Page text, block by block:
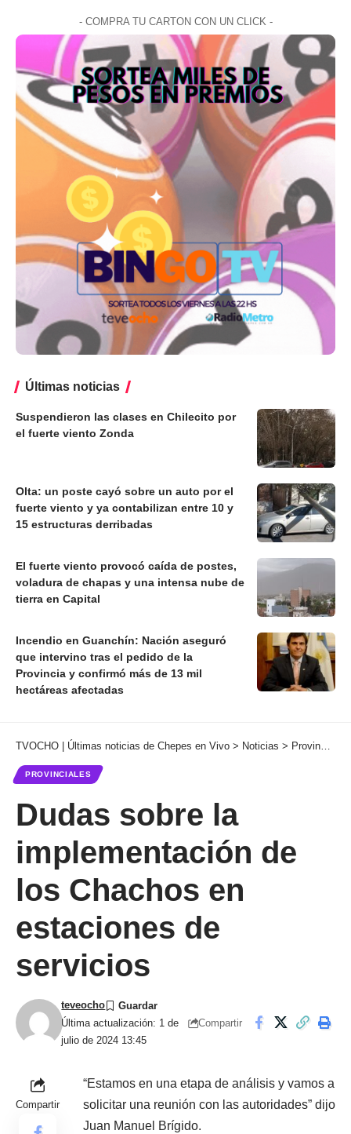
- COMPRA TU CARTON CON UN CLICK -
Últimas noticias
Suspendieron las clases en Chilecito por
el fuerte viento Zonda
Olta: un poste cayó sobre un auto por el
fuerte viento y ya contabilizan entre 10 y
15 estructuras derribadas
El fuerte viento provocó caída de postes,
voladura de chapas y una intensa nube de
tierra en Capital
Incendio en Guanchín: Nación aseguró
que intervino tras el pedido de la
Provincia y confirmó más de 13 mil
hectáreas afectadas
TVOCHO | Últimas noticias de Chepes en Vivo > Noticias > Provinciales
PROVINCIALES
Dudas sobre la
implementación de
los Chachos en
estaciones de
servicios
Última actualización: 1 de
julio de 2024 13:45
teveocho
Compartir
Compartir
“Estamos en una etapa de análisis y vamos a
solicitar una reunión con las autoridades” dijo
Juan Manuel Brígido.